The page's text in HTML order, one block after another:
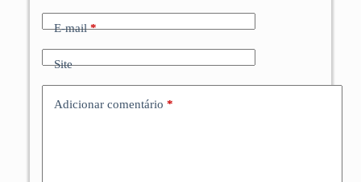
E-mail*
Site
Adicionar comentário *